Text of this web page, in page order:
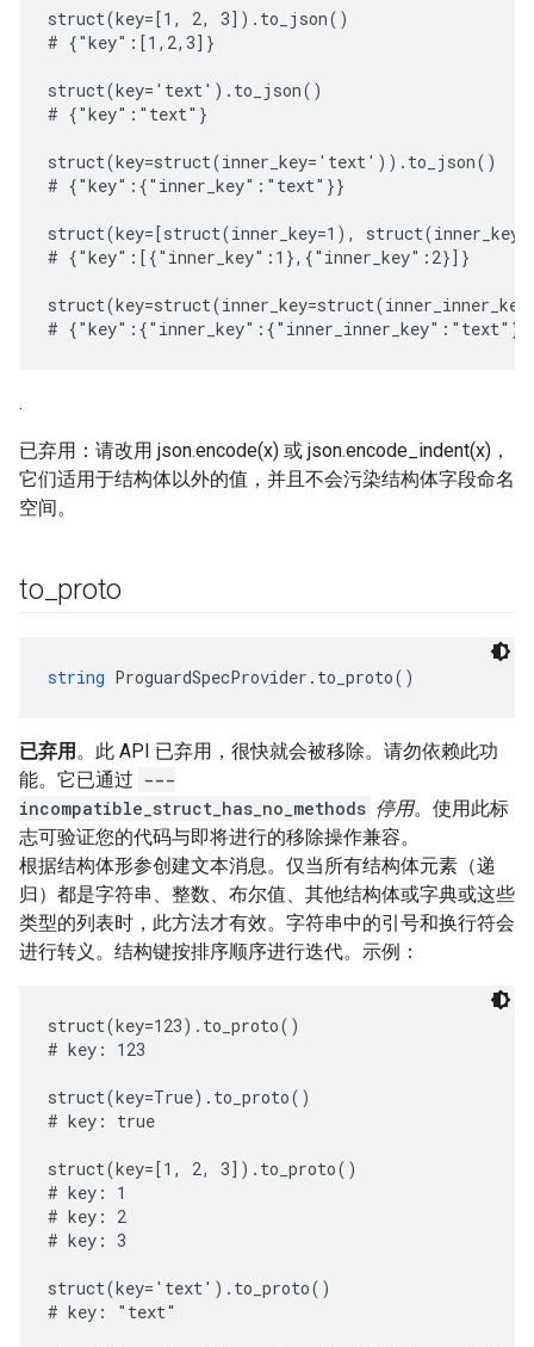
struct(key=[1, 2, 3]).to_json()
# {"key":[1,2,3]}
struct(key='text').to_json()
# {"key":"text"}
struct(key=struct(inner_key='text')).to_json()
# {"key":{"inner_key":"text"}}
struct(key=[struct(inner_key=1),
# {"key":[{"inner_key":1},{"inner_key":2}]}
.
已弃用：请改用 json.encode(x) 或 json.encode_indent(x)，
它们适用于结构体以外的值，并且不会污染结构体字段命名
空间。
to proto
string ProguardSpecProvider.to_proto()
已弃用 。此 API 已弃用，很快就会被移除。请勿依赖此功
能。它已通过 ---
incompatible_struct_has_no_methods 停用。使用此标
志可验证您的代码与即将进行的移除操作兼容。
根据结构体形参创建文本消息。仅当所有结构体元素（递
归）都是字符串、整数、布尔值、其他结构体或字典或这些
类型的列表时，此方法才有效。字符串中的引号和换行符会
进行转义。结构键按排序顺序进行迭代。示例：
struct(key=123).to_proto()
# key: 123
struct(key=True).to_proto()
# key: true
struct(key=[1, 2, 3]).to_proto()
# key: 1
# key: 2
# key: 3
struct(key='text').to_proto()
# key: "text"